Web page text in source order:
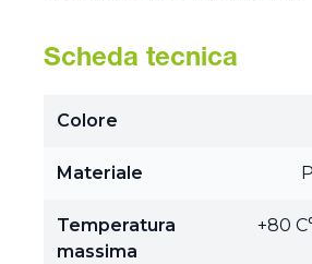
Scheda tecnica
Colore
Materiale
Temperatura
massima
+80